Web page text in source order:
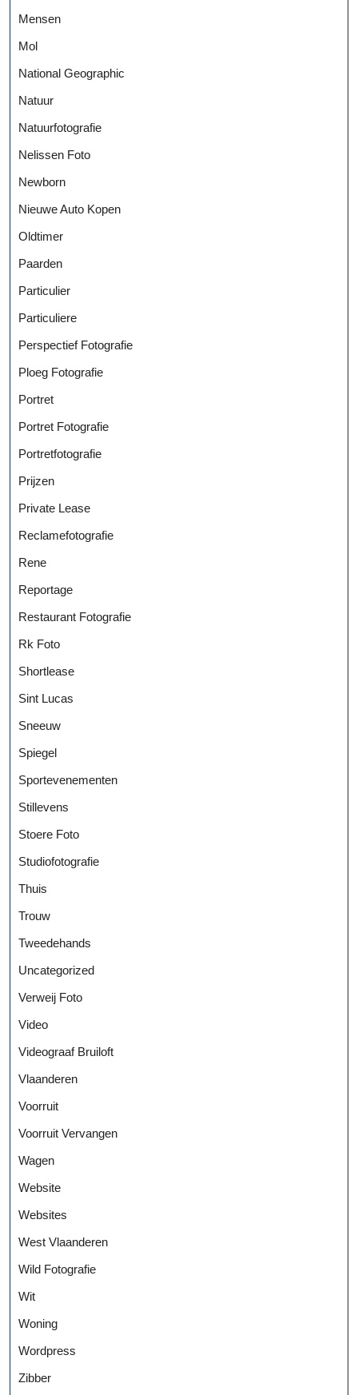
Mensen
Mol
National Geographic
Natuur
Natuurfotografie
Nelissen Foto
Newborn
Nieuwe Auto Kopen
Oldtimer
Paarden
Particulier
Particuliere
Perspectief Fotografie
Ploeg Fotografie
Portret
Portret Fotografie
Portretfotografie
Prijzen
Private Lease
Reclamefotografie
Rene
Reportage
Restaurant Fotografie
Rk Foto
Shortlease
Sint Lucas
Sneeuw
Spiegel
Sportevenementen
Stillevens
Stoere Foto
Studiofotografie
Thuis
Trouw
Tweedehands
Uncategorized
Verweij Foto
Video
Videograaf Bruiloft
Vlaanderen
Voorruit
Voorruit Vervangen
Wagen
Website
Websites
West Vlaanderen
Wild Fotografie
Wit
Woning
Wordpress
Zibber